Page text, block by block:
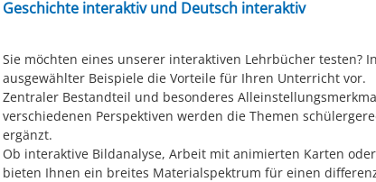
Geschichte interaktiv und Deutsch interaktiv
Sie möchten eines unserer interaktiven Lehrbücher testen?
ausgewählter Beispiele die Vorteile für Ihren Unterricht vor.
Zentraler Bestandteil und besonderes
verschiedenen Perspektiven werden die Themen
ergänzt.
Ob interaktive Bildanalyse, Arbeit mit animierten Karten
bieten Ihnen ein breites Materialspektrum für einen